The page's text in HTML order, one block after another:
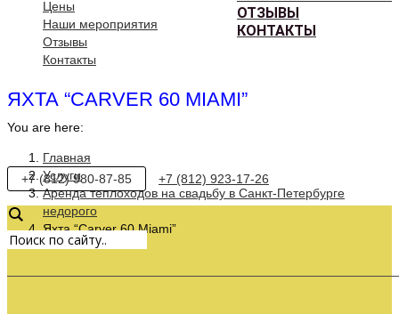
ОТЗЫВЫ
КОНТАКТЫ
Цены
Наши мероприятия
Отзывы
Контакты
ЯХТА “CARVER 60 MIAMI”
You are here:
Главная
Услуги
Аренда теплоходов на свадьбу в Санкт-Петербурге
недорого
Яхта “Carver 60 Miami”
+7 (812) 980-87-85 +7 (812) 923-17-26